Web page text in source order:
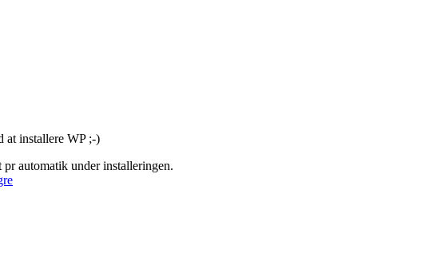
at installere WP ;-)
automatik under installeringen.